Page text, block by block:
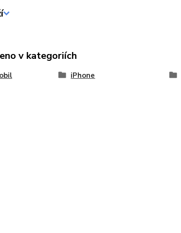
v kategoriích
iPhone